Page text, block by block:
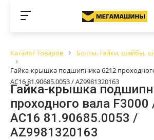
Каталог товаров
Болты, гайки, шайбы,
Гайка-крышка подшипника 6212
AC16 81.90685.0053 / AZ9981320163
Гайка-крышка
проходного вала F3000
AC16 81.90685.0053 /
AZ9981320163